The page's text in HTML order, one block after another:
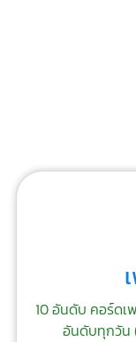
10 อันดับ คอร์ดเ
อันดับทุกวั